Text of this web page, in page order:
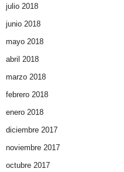
julio 2018
junio 2018
mayo 2018
abril 2018
marzo 2018
febrero 2018
enero 2018
diciembre 2017
noviembre 2017
octubre 2017